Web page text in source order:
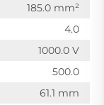
185.0 mm²
4.0
1000.0 V
500.0
61.1 mm